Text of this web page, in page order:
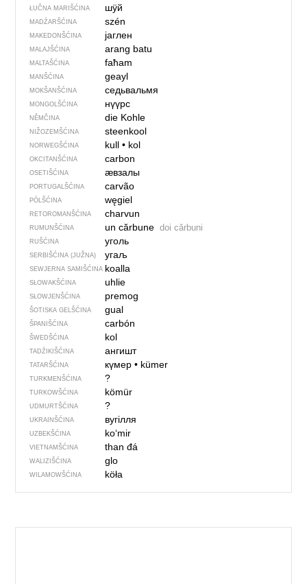
ŁUČNA MARIŠĆINA шӱй
MADŹARŠĆINA szén
MAKEDONŠĆINA јаглен
MALAJŠĆINA arang batu
MALTAŠĆINA faħam
MANŠĆINA geayl
MOKŠANŠĆINA седьвальмя
MONGOLŠĆINA нүүрс
NĚMČINA die Kohle
NIŽOZEMŠĆINA steenkool
NORWEGŠĆINA kull• kol
OKCITANŠĆINA carbon
OSETIŠĆINA ӕвзалы
PORTUGALŠĆINA carvão
PÓLŠĆINA węgiel
RETOROMANŠĆINA charvun
RUMUNŠĆINA un cărbune doi cărbuni
RUŠĆINA уголь
SERBIŠĆINA (JUŽNA) угаљ
SEWJERNA SAMIŠĆINA koalla
SŁOWAKŠĆINA uhlie
SŁOWJENŠĆINA premog
ŠOTISKA GELŠĆINA gual
ŠPANIŠĆINA carbón
ŠWEDŠĆINA kol
TADŹIKIŠĆINA ангишт
TATARŠĆINA күмер• kümer
TURKMENŠĆINA ?
TURKOWŠĆINA kömür
UDMURTŠĆINA ?
UKRAINŠĆINA вугілля
UZBEKŠĆINA ko‘mir
VIETNAMŠĆINA than đá
WALIZIŠĆINA glo
WILAMOWŠĆINA köła